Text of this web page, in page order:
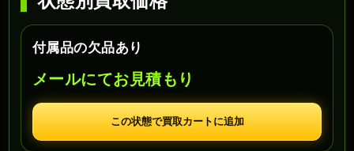
付属品の欠品あり
メールにてお見積もり
この状態で買取カートに追加